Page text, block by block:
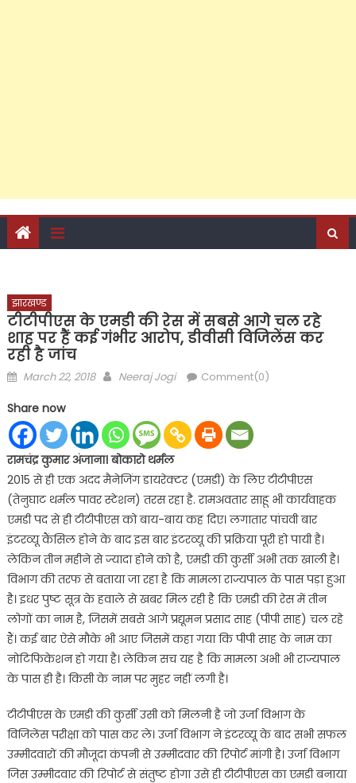
झारखण्ड
टीटीपीएस के एमडी की रेस में सबसे आगे चल रहे
शाह पर हैं कई गंभीर आरोप, डीवीसी विजिलेंस कर
रही है जांच
Posted
March 22, 2018 Author
Neeraj Jogi Comment(0)
Share now
रामचंद्र कुमार अंजाना। बोकारो थर्मल
2015 से ही एक अदद मैनेजिंग डायरेक्टर (एमडी) के लिए टीटीपीएस
(तेनुघाट थर्मल पावर स्टेशन) तरस रहा है. रामअवतार साहू भी कार्यवाहक
एमडी पद से ही टीटीपीएस को बाय-बाय कह दिए। लगातार पांचवी बार
इंटरव्यू कैंसिल होने के बाद इस बार इंटरव्यू की प्रक्रिया पूरी हो पायी है।
लेकिन तीन महीने से ज्यादा होने को है, एमडी की कुर्सी अभी तक खाली है।
विभाग की तरफ से बताया जा रहा है कि मामला राज्यपाल के पास पड़ा हुआ
है। इधर पुष्ट सूत्र के हवाले से खबर मिल रही है कि एमडी की रेस में तीन
लोगों का नाम है, जिसमें सबसे आगे प्रद्यूमन प्रसाद साह (पीपी साह) चल रहे
हैं। कई बार ऐसे मौके भी आए जिसमें कहा गया कि पीपी साह के नाम का
नोटिफिकेशन हो गया है। लेकिन सच यह है कि मामला अभी भी राज्यपाल
के पास ही है। किसी के नाम पर मुहर नहीं लगी है।
टीटीपीएस के एमडी की कुर्सी उसी को मिलनी है जो उर्जा विभाग के
विजिलेंस परीक्षा को पास कर ले। उर्जा विभाग ने इंटरव्यू के बाद सभी सफल
उम्मीदवारों की मौजूदा कंपनी से उम्मीदवार की रिपोर्ट मांगी है। उर्जा विभाग
जिस उम्मीदवार की रिपोर्ट से संतुष्ट होगा उसे ही टीटीपीएस का एमडी बनाया